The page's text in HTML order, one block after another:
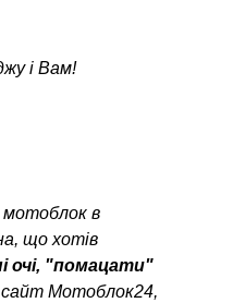
мотоблок в
що хотів
очі, "помацати"
сайт Мотоблок24,
і Вам!